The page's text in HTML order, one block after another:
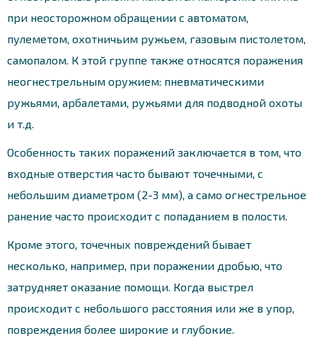
при неосторожном обращении с автоматом,
пулеметом, охотничьим ружьем, газовым пистолетом,
самопалом. К этой группе также относятся поражения
неогнестрельным оружием: пневматическими
ружьями, арбалетами, ружьями для подводной охоты
и т.д.
Особенность таких поражений заключается в том, что
входные отверстия часто бывают точечными, с
небольшим диаметром (2-3 мм), а само огнестрельное
ранение часто происходит с попаданием в полости.
Кроме этого, точечных повреждений бывает
несколько, например, при поражении дробью, что
затрудняет оказание помощи. Когда выстрел
происходит с небольшого расстояния или же в упор,
повреждения более широкие и глубокие.